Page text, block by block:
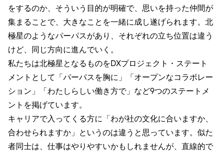
をするのか、そういう目的が明確で、思いを持った仲間が
集まることで、大きなことを一緒に成し遂げられます。北
極星のようなパーパスがあり、それぞれの立ち位置は違う
けど、同じ方向に進んでいく。
私たちは北極星となるものをDXプロジェクト・ステート
メントとして「パーパスを胸に」「オープンなコラボレー
ション」「わたしらしい働き方で」など9つのステートメ
ントを掲げています。
キャリアで入ってくる方に「わが社の文化に合いますか、
合わせられますか」というのは違うと思っています。似た
者同士は、仕事はやりやすいかもしれませんが、直線的で